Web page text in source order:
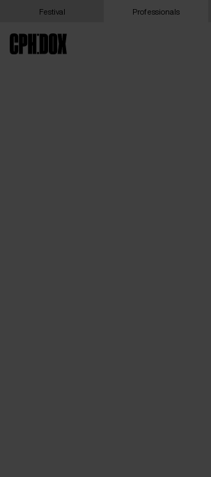
Festival Professionals